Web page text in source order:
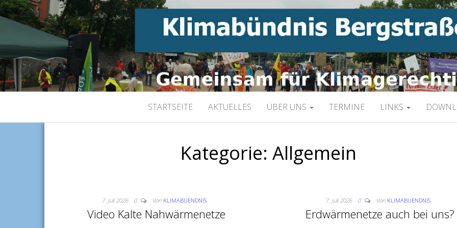
KLIMABÜNDNIS
Gemeinsam für Klimagerechtigkeit
STARTSEITE AKTUELLES ÜBER UNS TERMINE LINKS
Kategorie: Allgemein
7. Juli 2026 0 Von KLIMABUENDNIS
Video Kalte Nahwärmenetze
7. Juli 2026 0 Von KLIMABUENDNIS
Erdwärmenetze auch bei uns?